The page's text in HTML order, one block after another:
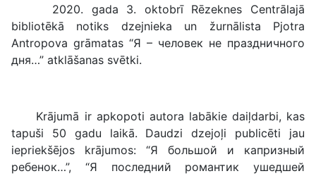
2020. gada 3. oktobrī Rēzeknes Centrālajā
bibliotēkā notiks dzejnieka un žurnālista Pjotra
Antropova grāmatas “Я – человек не праздничного
дня…” atklāšanas svētki.
Krājumā ir apkopoti autora labākie daiļdarbi, kas
tapuši 50 gadu laikā. Daudzi dzejoļi publicēti jau
iepriekšējos krājumos: “Я большой и капризный
ребенок…”, “Я последний романтик ушедшей